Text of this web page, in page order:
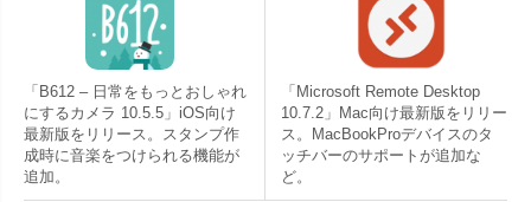
「B612 – 日常をもっとおしゃれ
にするカメラ 10.5.5」iOS向け
最新版をリリース。スタンプ作
成時に音楽をつけられる機能が
追加。
「Microsoft Remote Desktop
10.7.2」Mac向け最新版をリリー
ス。MacBookProデバイスのタ
ッチバーのサポートが追加な
ど。